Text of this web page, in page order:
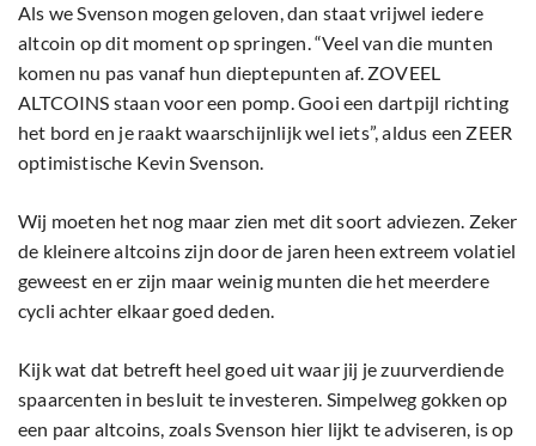
Als we Svenson mogen geloven, dan staat vrijwel iedere
altcoin op dit moment op springen. “Veel van die munten
komen nu pas vanaf hun dieptepunten af. ZOVEEL
ALTCOINS staan voor een pomp. Gooi een dartpijl richting
het bord en je raakt waarschijnlijk wel iets”, aldus een ZEER
optimistische Kevin Svenson.
Wij moeten het nog maar zien met dit soort adviezen. Zeker
de kleinere altcoins zijn door de jaren heen extreem volatiel
geweest en er zijn maar weinig munten die het meerdere
cycli achter elkaar goed deden.
Kijk wat dat betreft heel goed uit waar jij je zuurverdiende
spaarcenten in besluit te investeren. Simpelweg gokken op
een paar altcoins, zoals Svenson hier lijkt te adviseren, is op